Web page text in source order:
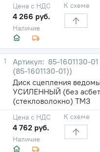
Наличие
Цена с НДС
4 266 руб.
К схеме
1
85-1601130-
(85-1601130-01))
Диск сцепления
УСИЛЕННЫЙ (без
(стекловолокно) ТМЗ
Наличие
Цена с НДС
4 762 руб.
К схеме